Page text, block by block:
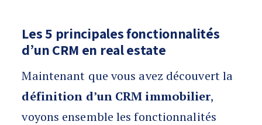
Les 5 principales fonctionnalités
d’un CRM en real estate
Maintenant que vous avez découvert la
définition d’un CRM immobilier,
voyons ensemble les fonctionnalités